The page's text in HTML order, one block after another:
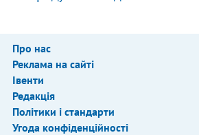
Про нас
Реклама на сайті
Івенти
Редакція
Політики і стандарти
Угода конфіденційності